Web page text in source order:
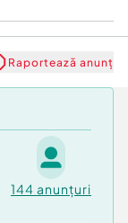
Raportează anunț
144 anunțuri